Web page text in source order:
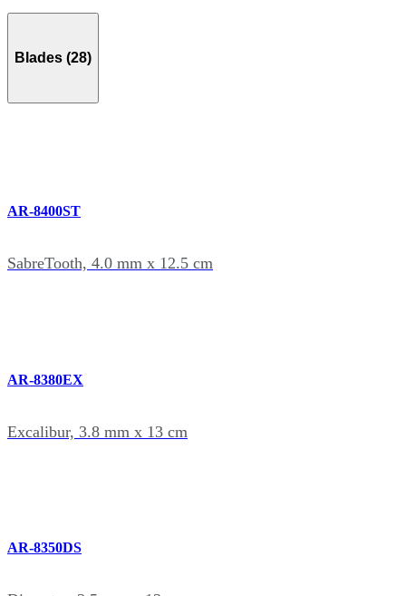
Blades (28)
AR-8400ST
SabreTooth, 4.0 mm x 12.5 cm
AR-8380EX
Excalibur, 3.8 mm x 13 cm
AR-8350DS